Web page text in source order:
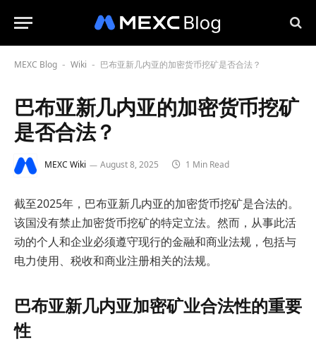
MEXC Blog - Wiki - 巴布亚新几内亚的加密货币挖矿是否合法？
巴布亚新几内亚的加密货币挖矿
是否合法？
MEXC Wiki August 8, 2025 1 Min Read
截至2025年，巴布亚新几内亚的加密货币挖矿是合法的。
该国没有禁止加密货币挖矿的特定立法。然而，从事此活
动的个人和企业必须遵守现行的金融和商业法规，包括与
电力使用、税收和商业注册相关的法规。
巴布亚新几内亚加密矿业合法性的重要
性